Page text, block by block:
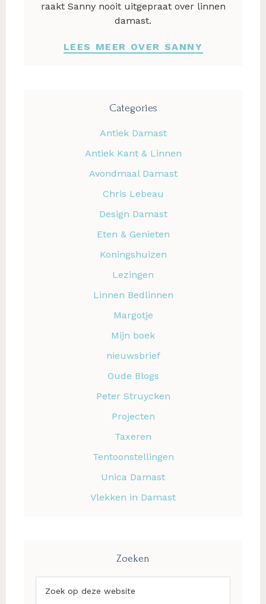
raakt Sanny nooit uitgepraat over linnen
damast.
LEES MEER OVER SANNY
Categories
Antiek Damast
Antiek Kant & Linnen
Avondmaal Damast
Chris Lebeau
Design Damast
Eten & Genieten
Koningshuizen
Lezingen
Linnen Bedlinnen
Margotje
Mijn boek
nieuwsbrief
Oude Blogs
Peter Struycken
Projecten
Taxeren
Tentoonstellingen
Unica Damast
Vlekken in Damast
Zoeken
op